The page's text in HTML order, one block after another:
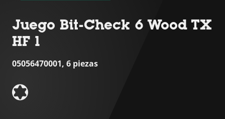
Juego Bit-Check 6 Wood TX
HF 1
05056470001, 6 piezas